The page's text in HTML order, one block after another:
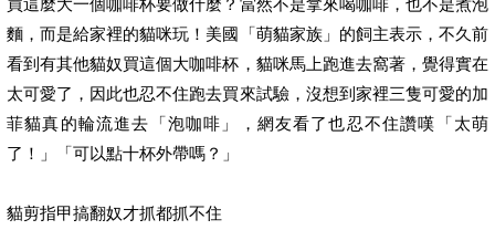
買這麼大一個咖啡杯要做什麼？當然不是拿來喝咖啡，也不是煮泡
麵，而是給家裡的貓咪玩！美國「萌貓家族」的飼主表示，不久前
看到有其他貓奴買這個大咖啡杯，貓咪馬上跑進去窩著，覺得實在
太可愛了，因此也忍不住跑去買來試驗，沒想到家裡三隻可愛的加
菲貓真的輪流進去「泡咖啡」，網友看了也忍不住讚嘆「太萌
了！」「可以點十杯外帶嗎？」
貓剪指甲搞翻奴才抓都抓不住